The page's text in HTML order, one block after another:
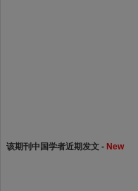
该期刊中国学者近期发文 - New